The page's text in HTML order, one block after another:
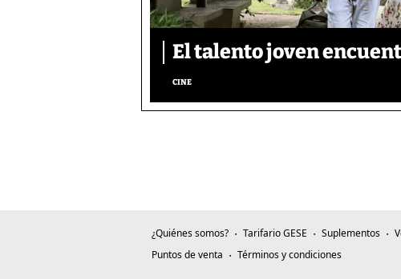
El talento joven
CINE
¿Quiénes somos? Tarifario GESE Suplementos
Puntos de venta
Términos y condiciones